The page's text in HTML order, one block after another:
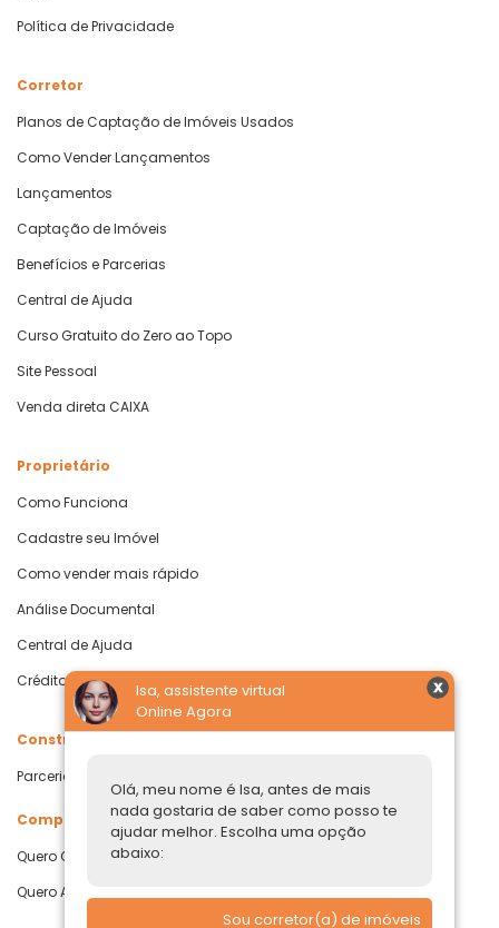
Isa, assistente virtual
Online Agora
Olá, meu nome é Isa, antes de mais
nada gostaria de saber como posso te
ajudar melhor. Escolha uma opção
abaixo:
Sou corretor(a) de imóveis
Política de Privacidade
Corretor
Planos de Captação de Imóveis Usados
Como Vender Lançamentos
Lançamentos
Captação de Imóveis
Benefícios e Parcerias
Central de Ajuda
Curso Gratuito do Zero ao Topo
Site Pessoal
Venda direta CAIXA
Proprietário
Como Funciona
Cadastre seu Imóvel
Como vender mais rápido
Análise Documental
Central de Ajuda
Crédito com Garantia de Imóvel
Construtoras
Parcerias Imobiliárias
Comprar ou alugar
Quero Comprar
Quero Alugar